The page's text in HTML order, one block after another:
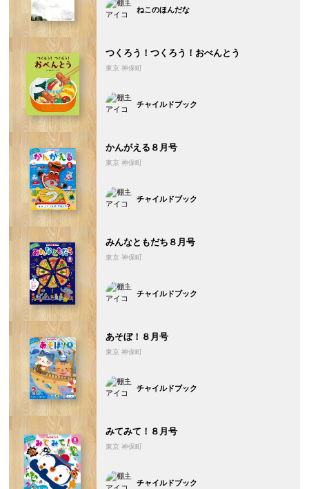
ねこのほんだな
つくろう！つくろう！おべんとう
東京 神保町
チャイルドブック
かんがえる８月号
東京 神保町
チャイルドブック
みんなともだち８月号
東京 神保町
チャイルドブック
あそぼ！８月号
東京 神保町
チャイルドブック
みてみて！８月号
東京 神保町
チャイルドブック